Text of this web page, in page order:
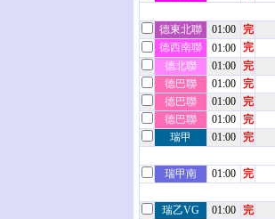
德東北聯
01:00 完
德西南聯
01:00 完
德北聯
01:00 完
德巴聯
01:00 完
德巴聯
01:00 完
德巴聯
01:00 完
瑞甲
01:00 完
瑞甲南
01:00 完
瑞乙VG
01:00 完